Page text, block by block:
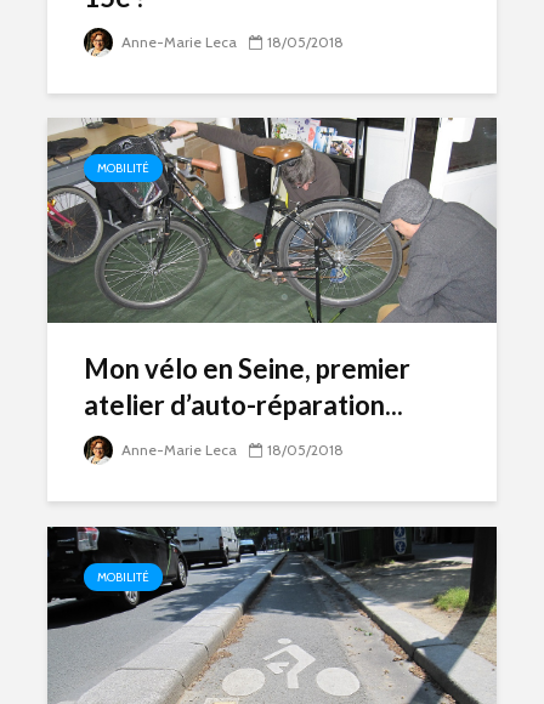
Anne-Marie Leca 18/05/2018
MOBILITÉ
Mon vélo en Seine, premier
atelier d’auto-réparation...
Anne-Marie Leca 18/05/2018
MOBILITÉ